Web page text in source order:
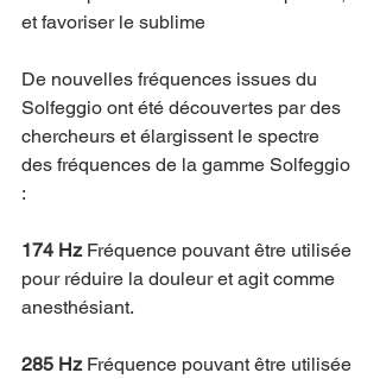
et favoriser le sublime
De nouvelles fréquences issues du
Solfeggio ont été découvertes par des
chercheurs et élargissent le spectre
des fréquences de la gamme Solfeggio
:
174 Hz Fréquence pouvant être utilisée
pour réduire la douleur et agit comme
anesthésiant.
285 Hz Fréquence pouvant être utilisée